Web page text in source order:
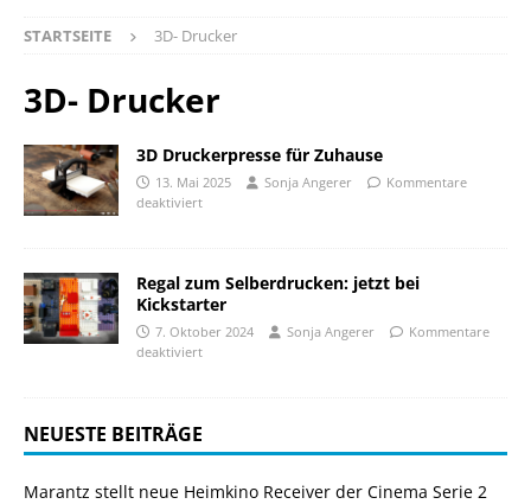
STARTSEITE 3D- Drucker
3D- Drucker
3D Druckerpresse für Zuhause
13. Mai 2025 Sonja Angerer
Kommentare
deaktiviert
Regal zum Selberdrucken: jetzt bei
Kickstarter
7. Oktober 2024 Sonja Angerer
Kommentare
deaktiviert
NEUESTE BEITRÄGE
Marantz stellt neue Heimkino Receiver der Cinema Serie 2